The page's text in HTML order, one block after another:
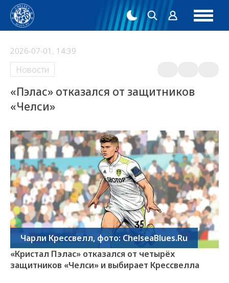
2026-07-01, 14:39
Новости
«Пэлас» отказался от защитников
«Челси»
Чарли Крессвелл, фото: ChelseaBlues.Ru
«Кристал Пэлас» отказался от четырёх
защитников «Челси» и выбирает Крессвелла